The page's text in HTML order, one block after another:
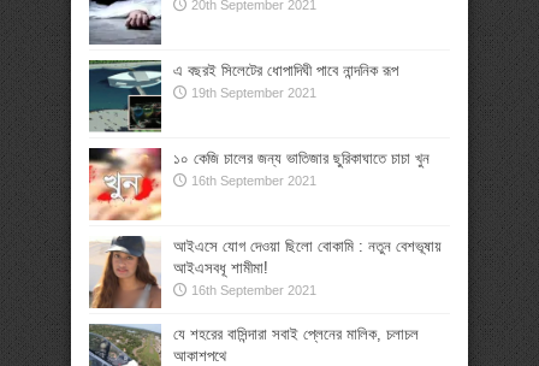
20th September 2021
এ বছরই সিলেটের ধোপাদিঘী পাবে নান্দনিক রূপ
19th September 2021
১০ কেজি চালের জন্য ভাতিজার ছুরিকাঘাতে চাচা খুন
16th September 2021
আইএসে যোগ দেওয়া ছিলো বোকামি : নতুন বেশভূষায়
আইএসবধূ শামীমা!
16th September 2021
যে শহরের বাসিন্দারা সবাই প্লেনের মালিক, চলাচল
আকাশপথে